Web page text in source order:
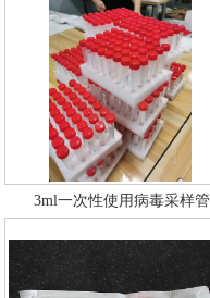
3ml一次性使用病毒采样管